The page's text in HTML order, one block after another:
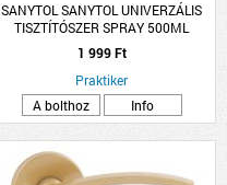
SANYTOL SANYTOL UNIVERZÁLIS
TISZTÍTÓSZER SPRAY 500ML
1 999 Ft
Praktiker
A bolthoz
Info